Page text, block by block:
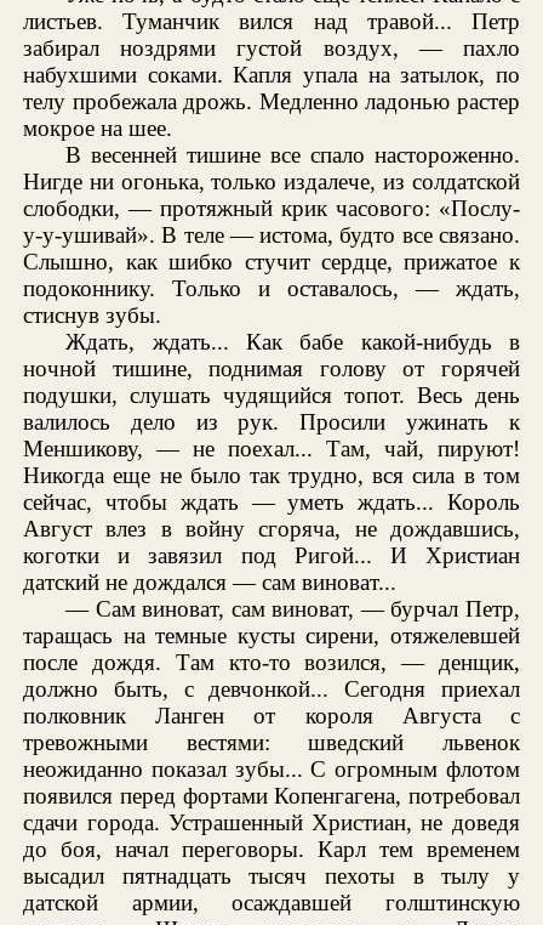
листьев. Туманчик вился над травой... Петр
забирал ноздрями густой воздух, — пахло
набухшими соками. Капля упала на затылок, по
телу пробежала дрожь. Медленно ладонью растер
мокрое на шее.
В весенней тишине все спало настороженно.
Нигде ни огонька, только издалече, из солдатской
слободки, — протяжный крик часового: «Послу-
у-у-ушивай». В теле — истома, будто все связано.
Слышно, как шибко стучит сердце, прижатое к
подоконнику. Только и оставалось, — ждать,
стиснув зубы.
Ждать, ждать... Как бабе какой-нибудь в
ночной тишине, поднимая голову от горячей
подушки, слушать чудящийся топот. Весь день
валилось дело из рук. Просили ужинать к
Меншикову, — не поехал... Там, чай, пируют!
Никогда еще не было так трудно, вся сила в том
сейчас, чтобы ждать — уметь ждать... Король
Август влез в войну сгоряча, не дождавшись,
коготки и завязил под Ригой... И Христиан
датский не дождался — сам виноват...
— Сам виноват, сам виноват, — бурчал Петр,
таращась на темные кусты сирени, отяжелевшей
после дождя. Там кто-то возился, — денщик,
должно быть, с девчонкой... Сегодня приехал
полковник Ланген от короля Августа с
тревожными вестями: шведский львенок
неожиданно показал зубы... С огромным флотом
появился перед фортами Копенгагена, потребовал
сдачи города. Устрашенный Христиан, не доведя
до боя, начал переговоры. Карл тем временем
высадил пятнадцать тысяч пехоты в тылу у
датской армии, осаждавшей голштинскую